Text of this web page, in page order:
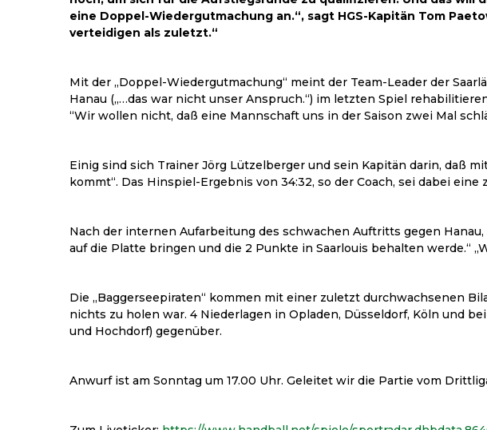
eine Doppel-Wiedergutmachung an.“, sagt HGS-Kapitän Tom
verteidigen als zuletzt.“
Mit der „Doppel-Wiedergutmachung“ meint der Team-Leader der
Hanau („…das war nicht unser Anspruch.“) im letzten Spiel
“Wir wollen nicht, daß eine Mannschaft uns in der Saison zwei Mal
Einig sind sich Trainer Jörg Lützelberger und sein Kapitän darin, daß
kommt“. Das Hinspiel-Ergebnis von 34:32, so der Coach, sei dabei eine
Nach der internen Aufarbeitung des schwachen Auftritts gegen
auf die Platte bringen und die 2 Punkte in Saarlouis behalten werde.“
Die „Baggerseepiraten“ kommen mit einer zuletzt durchwachsenen
nichts zu holen war. 4 Niederlagen in Opladen, Düsseldorf, Köln und
und Hochdorf) gegenüber.
Anwurf ist am Sonntag um 17.00 Uhr. Geleitet wir die Partie vom